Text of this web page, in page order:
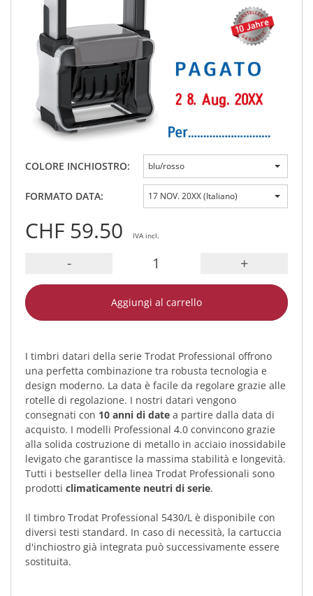
COLORE INCHIOSTRO: blu/rosso
FORMATO DATA: 17 NOV. 20XX (Italiano)
CHF 59.50 IVA incl.
- +
Aggiungi al carrello
I timbri datari della serie Trodat Professional offrono
una perfetta combinazione tra robusta tecnologia e
design moderno. La data è facile da regolare grazie alle
rotelle di regolazione. I nostri datari vengono
consegnati con 10 anni di date a partire dalla data di
acquisto. I modelli Professional 4.0 convincono grazie
alla solida costruzione di metallo in acciaio inossidabile
levigato che garantisce la massima stabilità e longevità.
Tutti i bestseller della linea Trodat Professionali sono
prodotti climaticamente neutri di serie.
Il timbro Trodat Professional 5430/L è disponibile con
diversi testi standard. In caso di necessità, la cartuccia
d'inchiostro già integrata può successivamente essere
sostituita.